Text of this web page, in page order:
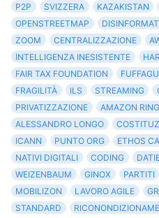
P2P
SVIZZERA KAZAKISTAN
OPENSTREETMAP
ZOOM
CENTRALIZZAZIONE
INTELLIGENZA INESISTENTE
FAIR TAX FOUNDATION
FRAGILITÀ
ILS STREAMING
PRIVATIZZAZIONE
AMAZON RING
ALESSANDRO LONGO
ICANN
PUNTO ORG ETHOS
NATIVI DIGITALI
CODING
WEIZENBAUM
GINOX PARTITI
MOBILIZON
LAVORO AGILE
STANDARD